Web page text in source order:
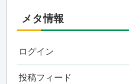
メタ情報
ログイン
投稿フィード